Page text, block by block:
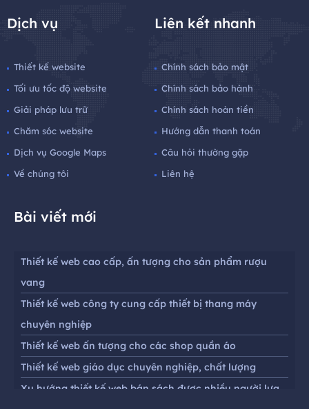
Dịch vụ
Thiết kế website
Tối ưu tốc độ website
Giải pháp lưu trữ
Chăm sóc website
Dịch vụ Google Maps
Về chúng tôi
Liên kết nhanh
Chính sách bảo mật
Chính sách bảo hành
Chính sách hoàn tiền
Hướng dẫn thanh toán
Câu hỏi thường gặp
Liên hệ
Bài viết mới
Thiết kế web cao cấp, ấn tượng cho sản phẩm rượu
vang
Thiết kế web công ty cung cấp thiết bị thang máy
chuyên nghiệp
Thiết kế web ấn tượng cho các shop quần áo
Thiết kế web giáo dục chuyên nghiệp, chất lượng
Xu hướng thiết kế web bán sách được nhiều người lựa